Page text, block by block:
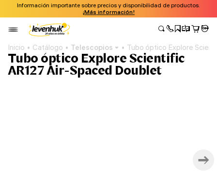
Información importante sobre precios y disponibilidad de productos.
¡Más información!
Inicio Catálogo Telescopios Tubo óptico Explore
Tubo óptico Explore Scientific
AR127 Air-Spaced Doublet